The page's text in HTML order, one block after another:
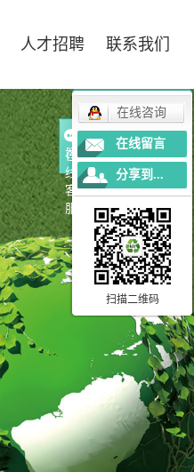
人才招聘 联系我们
在
线
客
服
在线咨询
在线留言
分享到...
扫描二维码